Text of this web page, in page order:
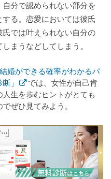
分で認められない部分を
る。恋愛においては彼氏
では叶えられない自分の
まうなどしてしまう。
婚ができる確率がわかるパ
」
では、女性が自己肯
生を歩むヒントがとても
ぜひ見てみよう。